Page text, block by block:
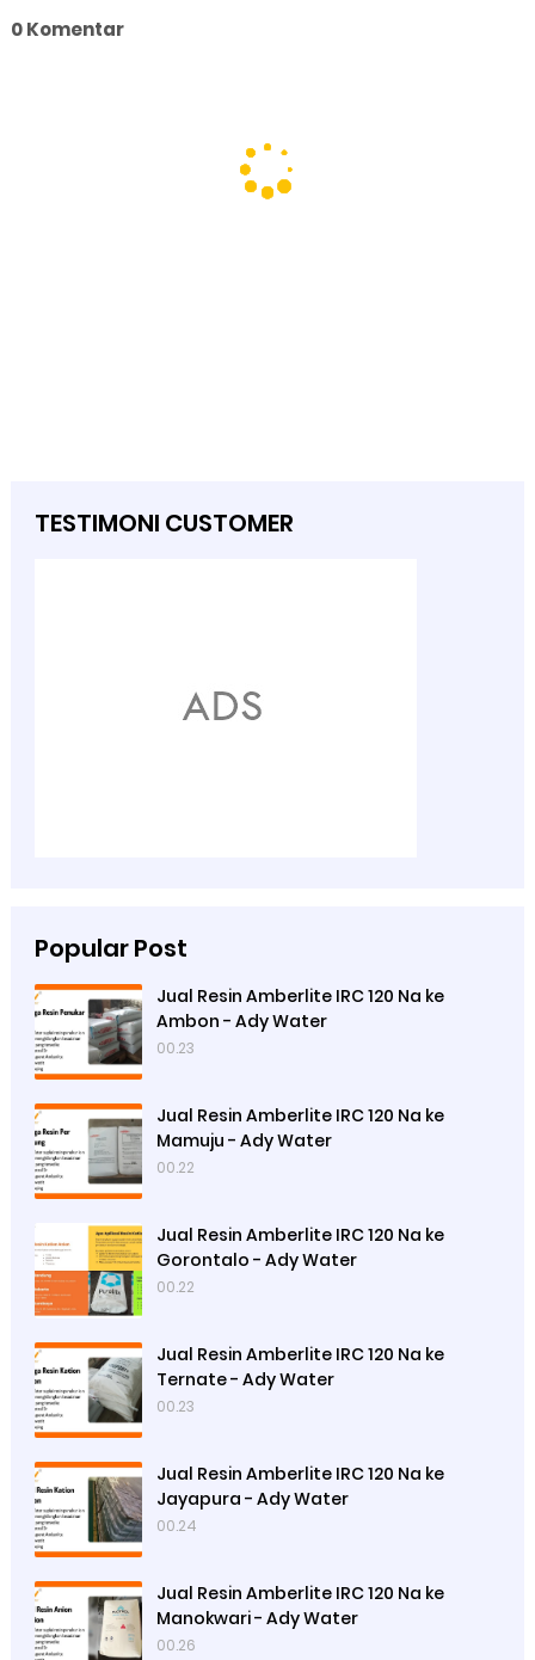
0 Komentar
TESTIMONI CUSTOMER
Popular Post
Jual Resin Amberlite IRC 120 Na ke
Ambon - Ady Water
00.23
Jual Resin Amberlite IRC 120 Na ke
Mamuju - Ady Water
00.22
Jual Resin Amberlite IRC 120 Na ke
Gorontalo - Ady Water
00.22
Jual Resin Amberlite IRC 120 Na ke
Ternate - Ady Water
00.23
Jual Resin Amberlite IRC 120 Na ke
Jayapura - Ady Water
00.24
Jual Resin Amberlite IRC 120 Na ke
Manokwari - Ady Water
00.26